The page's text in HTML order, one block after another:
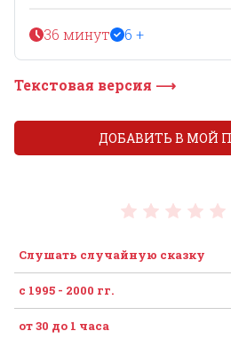
36 минут 6 +
Текстовая версия ⟶
Слушать случайную сказку
с 1995 - 2000 гг.
от 30 до 1 часа
ДОБАВИТЬ В МОЙ